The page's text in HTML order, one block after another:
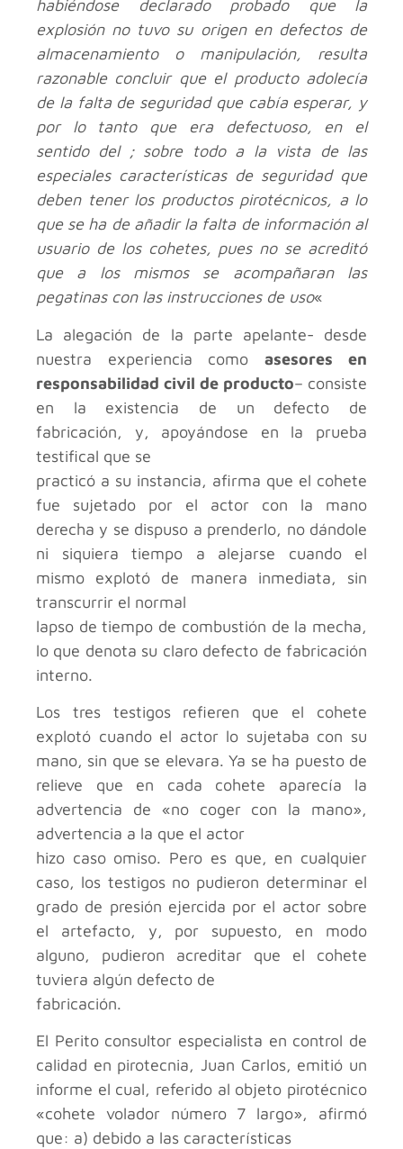
habiéndose declarado probado que la
explosión no tuvo su origen en defectos de
almacenamiento o manipulación, resulta
razonable concluir que el producto adolecía
de la falta de seguridad que cabía esperar, y
por lo tanto que era defectuoso, en el
sentido del ; sobre todo a la vista de las
especiales características de seguridad que
deben tener los productos pirotécnicos, a lo
que se ha de añadir la falta de información al
usuario de los cohetes, pues no se acreditó
que a los mismos se acompañaran las
pegatinas con las instrucciones de uso«
La alegación de la parte apelante- desde
nuestra experiencia como asesores en
responsabilidad civil de producto– consiste
en la existencia de un defecto de
fabricación, y, apoyándose en la prueba
testifical que se
practicó a su instancia, afirma que el cohete
fue sujetado por el actor con la mano
derecha y se dispuso a prenderlo, no dándole
ni siquiera tiempo a alejarse cuando el
mismo explotó de manera inmediata, sin
transcurrir el normal
lapso de tiempo de combustión de la mecha,
lo que denota su claro defecto de fabricación
interno.
Los tres testigos refieren que el cohete
explotó cuando el actor lo sujetaba con su
mano, sin que se elevara. Ya se ha puesto de
relieve que en cada cohete aparecía la
advertencia de «no coger con la mano»,
advertencia a la que el actor
hizo caso omiso. Pero es que, en cualquier
caso, los testigos no pudieron determinar el
grado de presión ejercida por el actor sobre
el artefacto, y, por supuesto, en modo
alguno, pudieron acreditar que el cohete
tuviera algún defecto de
fabricación.
El Perito consultor especialista en control de
calidad en pirotecnia, Juan Carlos, emitió un
informe el cual, referido al objeto pirotécnico
«cohete volador número 7 largo», afirmó
que: a) debido a las características